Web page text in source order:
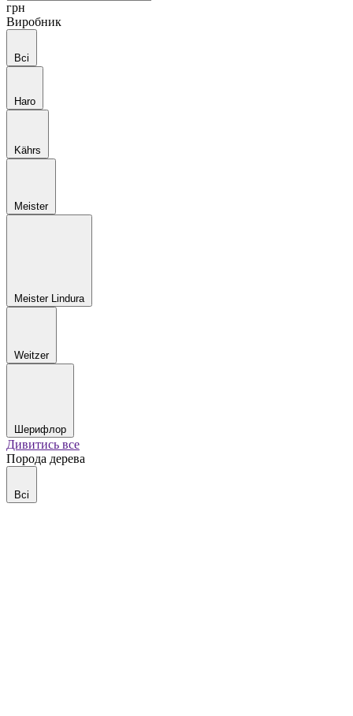
грн
Виробник
Всі
Haro
Kährs
Meister
Meister Lindura
Weitzer
Шерифлор
Дивитись все
Порода дерева
Всі